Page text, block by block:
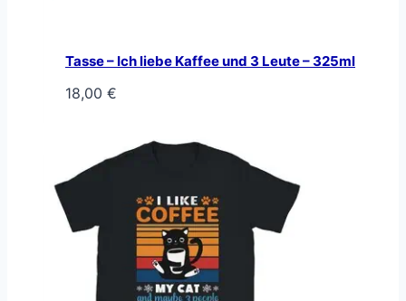
Tasse – Ich liebe Kaffee und 3 Leute – 325ml
18,00 €